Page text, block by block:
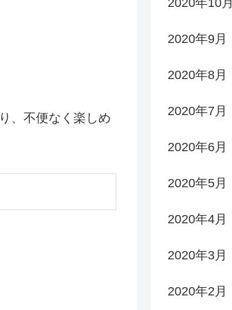
、不便なく楽しめ
2020年9月
2020年8月
2020年7月
2020年6月
2020年5月
2020年4月
2020年3月
2020年2月